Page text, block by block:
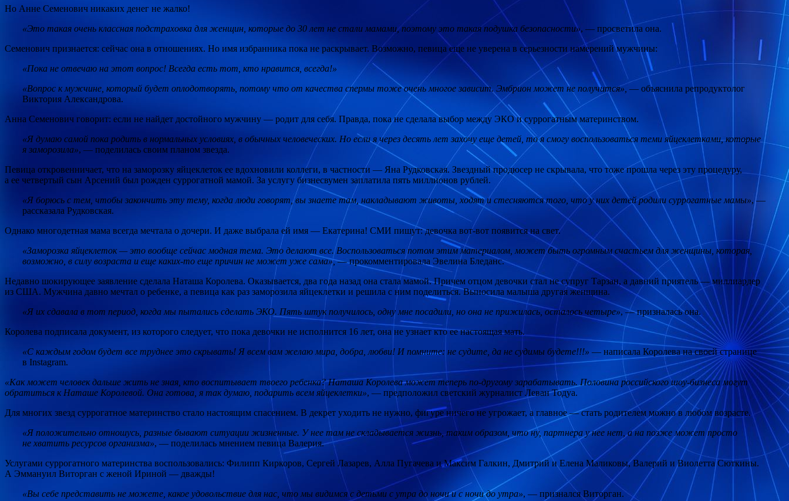
Но Анне Семенович никаких денег не жалко!
«Это такая очень классная подстраховка для женщин, которые до 30 лет не стали мамами, поэтому это такая подушка безопасности», — просветила она.
Семенович признается: сейчас она в отношениях. Но имя избранника пока не раскрывает. Возможно, певица еще не уверена в серьезности намерений мужчины:
«Пока не отвечаю на этот вопрос! Всегда есть тот, кто нравится, всегда!»
«Вопрос к мужчине, который будет оплодотворять, потому что от качества спермы тоже очень многое зависит. Эмбрион может не получится», — объяснила репродуктолог
Виктория Александрова.
Анна Семенович говорит: если не найдет достойного мужчину — родит для себя. Правда, пока не сделала выбор между ЭКО и суррогатным материнством.
«Я думаю самой пока родить в нормальных условиях, в обычных человеческих. Но если я через десять лет захочу еще детей, то я смогу воспользоваться теми яйцеклетками, которые
я заморозила», — поделилась своим планом звезда.
Певица откровенничает, что на заморозку яйцеклеток ее вдохновили коллеги, в частности — Яна Рудковская. Звездный продюсер не скрывала, что тоже прошла через эту процедуру,
а ее четвертый сын Арсений был рожден суррогатной мамой. За услугу бизнесвумен заплатила пять миллионов рублей.
«Я борюсь с тем, чтобы закончить эту тему, когда люди говорят, вы знаете там, накладывают животы, ходят и стесняются того, что у них детей родили суррогатные мамы», —
рассказала Рудковская.
Однако многодетная мама всегда мечтала о дочери. И даже выбрала ей имя — Екатерина! СМИ пишут: девочка вот-вот появится на свет.
«Заморозка яйцеклеток — это вообще сейчас модная тема. Это делают все. Воспользоваться потом этим материалом, может быть огромным счастьем для женщины, которая,
возможно, в силу возраста и еще каких-то еще причин не может уже сама»,— прокомментировала Эвелина Бледанс.
Недавно шокирующее заявление сделала Наташа Королева. Оказывается, два года назад она стала мамой. Причем отцом девочки стал не супруг Тарзан, а давний приятель — миллиардер
из США. Мужчина давно мечтал о ребенке, а певица как раз заморозила яйцеклетки и решила с ним поделиться. Выносила малыша другая женщина.
«Я их сдавала в тот период, когда мы пытались сделать ЭКО. Пять штук получилось, одну мне посадили, но она не прижилась, осталось четыре», — призналась она.
Королева подписала документ, из которого следует, что пока девочки не исполнится 16 лет, она не узнает кто ее настоящая мать.
«С каждым годом будет все труднее это скрывать! Я всем вам желаю мира, добра, любви! И помните: не судите, да не судимы будете!!!» — написала Королева на своей странице
в Instagram.
«Как может человек дальше жить не зная, кто воспитывает твоего ребенка? Наташа Королева может теперь по-другому зарабатывать. Половина российского шоу-бизнеса могут
обратиться к Наташе Королевой. Она готова, я так думаю, подарить всем яйцеклетки», — предположил светский журналист Леван Тодуа.
Для многих звезд суррогатное материнство стало настоящим спасением. В декрет уходить не нужно, фигуре ничего не угрожает, а главное — стать родителем можно в любом возрасте.
«Я положительно отношусь, разные бывают ситуации жизненные. У нее там не складывается жизнь, таким образом, что ну, партнера у нее нет, а на позже может просто
не хватить ресурсов организма», — поделилась мнением певица Валерия.
Услугами суррогатного материнства воспользовались: Филипп Киркоров, Сергей Лазарев, Алла Пугачева и Максим Галкин, Дмитрий и Елена Маликовы, Валерий и Виолетта Сюткины.
А Эммануил Виторган с женой Ириной — дважды!
«Вы себе представить не можете, какое удовольствие для нас, что мы видимся с детьми с утра до ночи и с ночи до утра», — признался Виторган.